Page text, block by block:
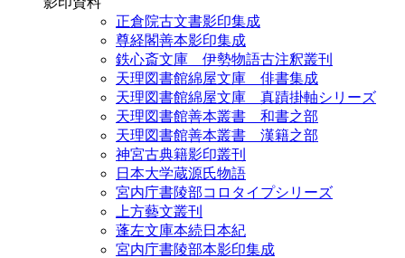
正倉院古文書影印集成
尊経閣善本影印集成
鉄心斎文庫 伊勢物語古注釈叢刊
天理図書館綿屋文庫 俳書集成
天理図書館綿屋文庫 真蹟掛軸シリーズ
天理図書館善本叢書 和書之部
天理図書館善本叢書 漢籍之部
神宮古典籍影印叢刊
日本大学蔵源氏物語
宮内庁書陵部コロタイプシリーズ
上方藝文叢刊
蓬左文庫本続日本紀
宮内庁書陵部本影印集成